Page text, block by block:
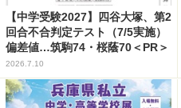
【中学受験2027】四谷大塚、第2
回合不合判定テスト（7/5実施）
偏差値…筑駒74・桜蔭70＜PR＞
2026.7.10